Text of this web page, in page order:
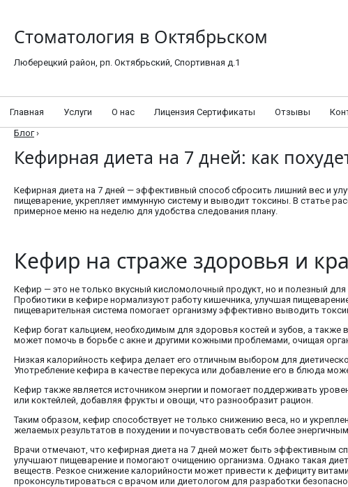
Стоматология в Октябрьском
Люберецкий район, рп. Октябрьский, Спортивная д.1
Главная Услуги О нас Лицензия Сертификаты Отзывы
Блог ›
Кефирная диета на 7 дней: как
Кефирная диета на 7 дней — эффективный способ сбросить лишний вес и
пищеварение, укрепляет иммунную систему и выводит токсины. В статье
примерное меню на неделю для удобства следования плану.
Кефир на страже здоровья и
Кефир — это не только вкусный кисломолочный продукт, но и полезный
Пробиотики в кефире нормализуют работу кишечника, улучшая
пищеварительная система помогает организму эффективно выводить
Кефир богат кальцием, необходимым для здоровья костей и зубов, а
может помочь в борьбе с акне и другими кожными проблемами, очищая
Низкая калорийность кефира делает его отличным выбором для
Употребление кефира в качестве перекуса или добавление его в блюда
Кефир также является источником энергии и помогает поддерживать
или коктейлей, добавляя фрукты и овощи, что разнообразит рацион.
Таким образом, кефир способствует не только снижению веса, но и
желаемых результатов в похудении и почувствовать себя более энергичным.
Врачи отмечают, что кефирная диета на 7 дней может быть эффективным
улучшают пищеварение и помогают очищению организма. Однако такая
веществ. Резкое снижение калорийности может привести к дефициту
проконсультироваться с врачом или диетологом для разработки